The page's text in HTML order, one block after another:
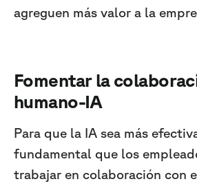
agreguen más valor a la
Fomentar la
humano-IA
Para que la IA sea más
fundamental que los
trabajar en colaboración con